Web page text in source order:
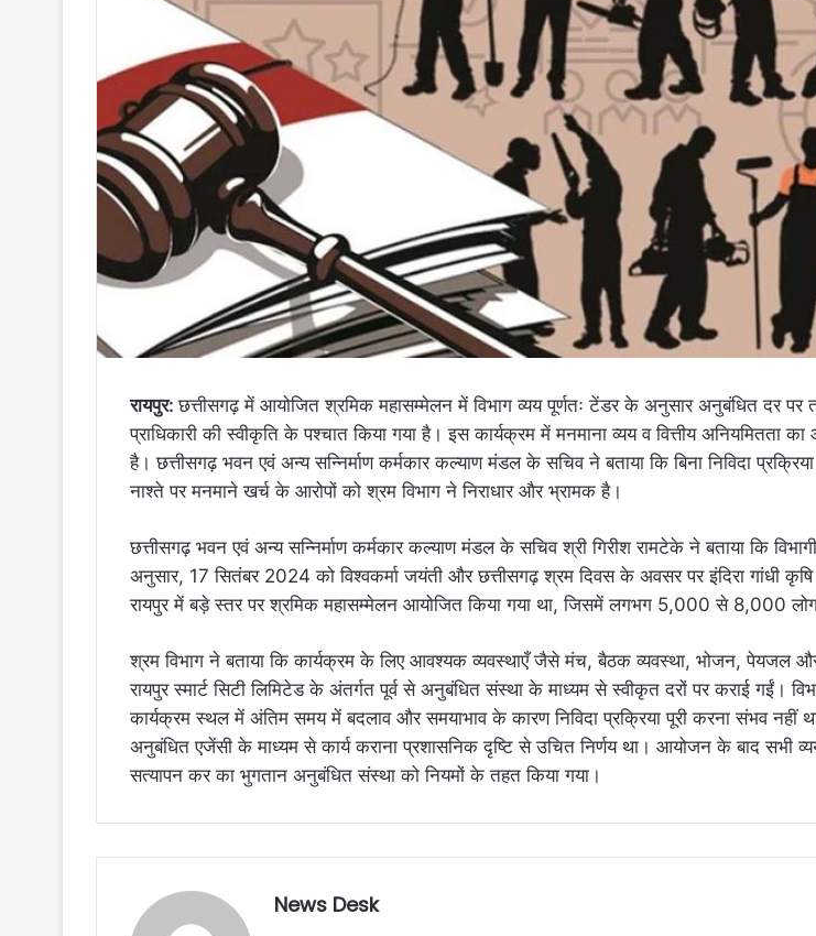
रायपुर:छत्तीसगढ़ में आयोजित श्रमिक महासम्मेलन में विभाग व्यय पूर्णतः टेंडर के अनुसार अनुबंधित दर पर
प्राधिकारी की स्वीकृति के पश्चात किया गया है। इस कार्यक्रम में मनमाना व्यय व वित्तीय अनियमितता का
है। छत्तीसगढ़ भवन एवं अन्य सन्निर्माण कर्मकार कल्याण मंडल के सचिव ने बताया कि बिना निविदा
नाश्ते पर मनमाने खर्च के आरोपों को श्रम विभाग ने निराधार और भ्रामक है।
छत्तीसगढ़ भवन एवं अन्य सन्निर्माण कर्मकार कल्याण मंडल के सचिव श्री गिरीश रामटेके ने बताया कि
अनुसार, 17 सितंबर 2024 को विश्वकर्मा जयंती और छत्तीसगढ़ श्रम दिवस के अवसर पर इंदिरा गांधी कृषि
रायपुर में बड़े स्तर पर श्रमिक महासम्मेलन आयोजित किया गया था, जिसमें लगभग 5,000 से 8,000
श्रम विभाग ने बताया कि कार्यक्रम के लिए आवश्यक व्यवस्थाएँ जैसे मंच, बैठक व्यवस्था, भोजन, पेयजल और
रायपुर स्मार्ट सिटी लिमिटेड के अंतर्गत पूर्व से अनुबंधित संस्था के माध्यम से स्वीकृत दरों पर कराई गईं।
कार्यक्रम स्थल में अंतिम समय में बदलाव और समयाभाव के कारण निविदा प्रक्रिया पूरी करना संभव नहीं
अनुबंधित एजेंसी के माध्यम से कार्य कराना प्रशासनिक दृष्टि से उचित निर्णय था। आयोजन के बाद सभी
सत्यापन कर का भुगतान अनुबंधित संस्था को नियमों के तहत किया गया।
News Desk